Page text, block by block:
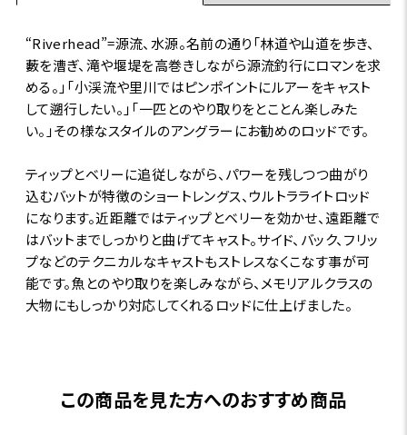
“Riverhead”=源流、水源。名前の通り「林道や山道を歩き、
藪を漕ぎ、滝や堰堤を高巻きしながら源流釣行にロマンを求
める。」「小渓流や里川ではピンポイントにルアーをキャスト
して遡行したい。」「一匹とのやり取りをとことん楽しみた
い。」その様なスタイルのアングラーにお勧めのロッドです。
ティップとベリーに追従しながら、パワーを残しつつ曲がり
込むバットが特徴のショートレングス、ウルトラライトロッド
になります。近距離ではティップとベリーを効かせ、遠距離で
はバットまでしっかりと曲げてキャスト。サイド、バック、フリッ
プなどのテクニカルなキャストもストレスなくこなす事が可
能です。魚とのやり取りを楽しみながら、メモリアルクラスの
大物にもしっかり対応してくれるロッドに仕上げました。
この商品を見た方へのおすすめ商品